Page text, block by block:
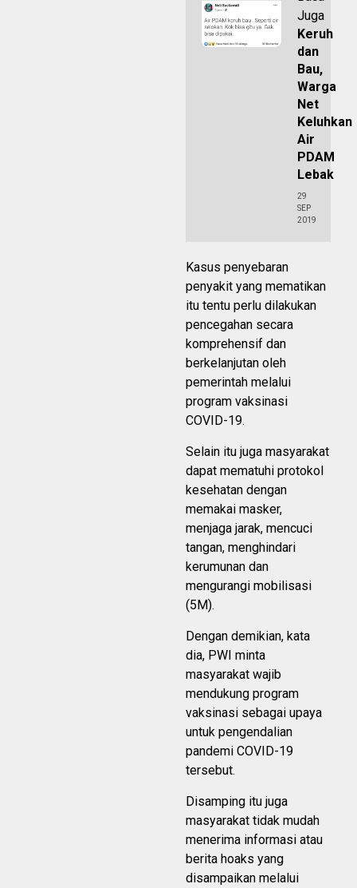
Juga
Keruh
dan
Bau,
Warga
Net
Keluhkan
Air
PDAM
Lebak
29
SEP
2019
Kasus penyebaran
penyakit yang mematikan
itu tentu perlu dilakukan
pencegahan secara
komprehensif dan
berkelanjutan oleh
pemerintah melalui
program vaksinasi
COVID-19.
Selain itu juga masyarakat
dapat mematuhi protokol
kesehatan dengan
memakai masker,
menjaga jarak, mencuci
tangan, menghindari
kerumunan dan
mengurangi mobilisasi
(5M).
Dengan demikian, kata
dia, PWI minta
masyarakat wajib
mendukung program
vaksinasi sebagai upaya
untuk pengendalian
pandemi COVID-19
tersebut.
Disamping itu juga
masyarakat tidak mudah
menerima informasi atau
berita hoaks yang
disampaikan melalui